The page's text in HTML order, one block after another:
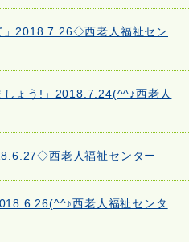
」2018.7.26◇西老人福祉セン
しょう!」2018.7.24(^^♪西老人
西老人福祉センター
西老人福祉センタ